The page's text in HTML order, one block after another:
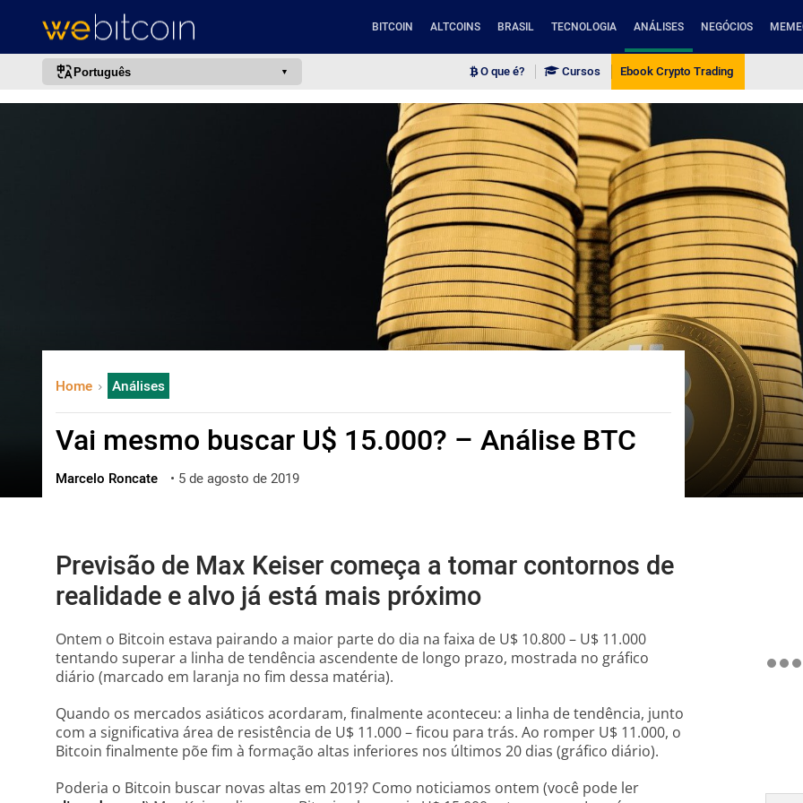
BITCOIN ALTCOINS BRASIL TECNOLOGIA ANÁLISES NEGÓCIOS
Português
العربية
ไทย
ქართული
O que é? Cursos Ebook Crypto Trading
Home Análises
Vai mesmo buscar U$ 15.000? – Análise BTC
Marcelo Roncate • 5 de agosto de 2019
Previsão de Max Keiser começa a tomar contornos de
realidade e alvo já está mais próximo
Ontem o Bitcoin estava pairando a maior parte do dia na faixa de U$ 10.800 – U$ 11.000
tentando superar a linha de tendência ascendente de longo prazo, mostrada no gráfico
diário (marcado em laranja no fim dessa matéria).
Quando os mercados asiáticos acordaram, finalmente aconteceu: a linha de tendência, junto
com a significativa área de resistência de U$ 11.000 – ficou para trás. Ao romper U$ 11.000, o
Bitcoin finalmente põe fim à formação altas inferiores nos últimos 20 dias (gráfico diário).
Poderia o Bitcoin buscar novas altas em 2019? Como noticiamos ontem (você pode ler